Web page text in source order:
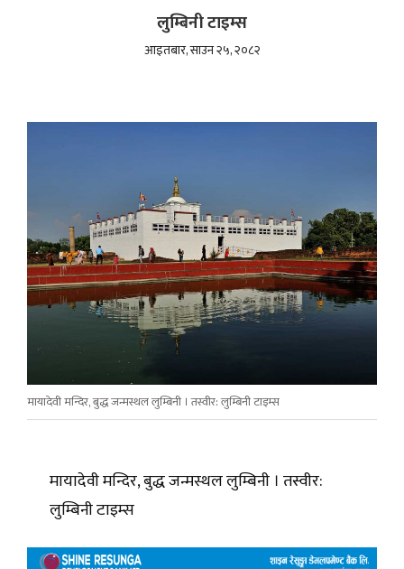
लुम्बिनी टाइम्स
आइतबार, साउन २५, २०८२
मायादेवी मन्दिर, बुद्ध जन्मस्थल लुम्बिनी । तस्वीर: लुम्बिनी टाइम्स
मायादेवी मन्दिर, बुद्ध जन्मस्थल लुम्बिनी । तस्वीर:
लुम्बिनी टाइम्स